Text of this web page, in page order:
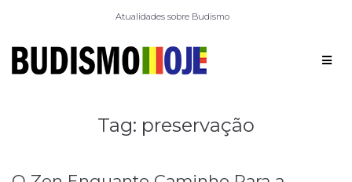
Atualidades sobre Budismo
Tag: preservação